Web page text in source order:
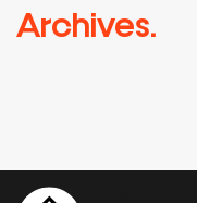
Archives.